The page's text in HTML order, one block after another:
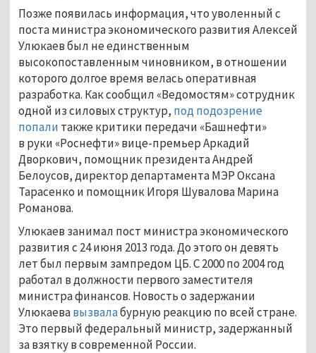
Позже появилась информация, что уволенный с
поста министра экономического развития Алексей
Улюкаев был не единственным
высокопоставленным чиновником, в отношении
которого долгое время велась оперативная
разработка. Как сообщил «Ведомостям» сотрудник
одной из силовых структур, под подозрение
попали также критики передачи «Башнефти»
в руки «Роснефти» вице-премьер Аркадий
Дворкович, помощник президента Андрей
Белоусов, директор департамента МЭР Оксана
Тарасенко и помощник Игоря Шувалова Марина
Романова.
Улюкаев занимал пост министра экономического
развития с 24 июня 2013 года. До этого он девять
лет был первым зампредом ЦБ. С 2000 по 2004 год
работал в должности первого заместителя
министра финансов. Новость о задержании
Улюкаевавызвалабурную реакцию по всей стране.
Это первый федеральный министр, задержанный
за взятку в современной России.